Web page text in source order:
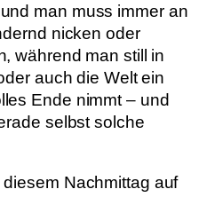
man muss immer an
nicken oder
während man still in
auch die Welt ein
Ende nimmt – und
selbst solche
Nachmittag auf